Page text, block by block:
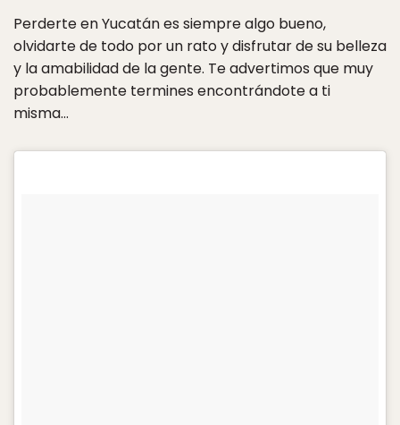
Perderte en Yucatán es siempre algo bueno,
olvidarte de todo por un rato y disfrutar de su belleza
y la amabilidad de la gente. Te advertimos que muy
probablemente termines encontrándote a ti
misma…